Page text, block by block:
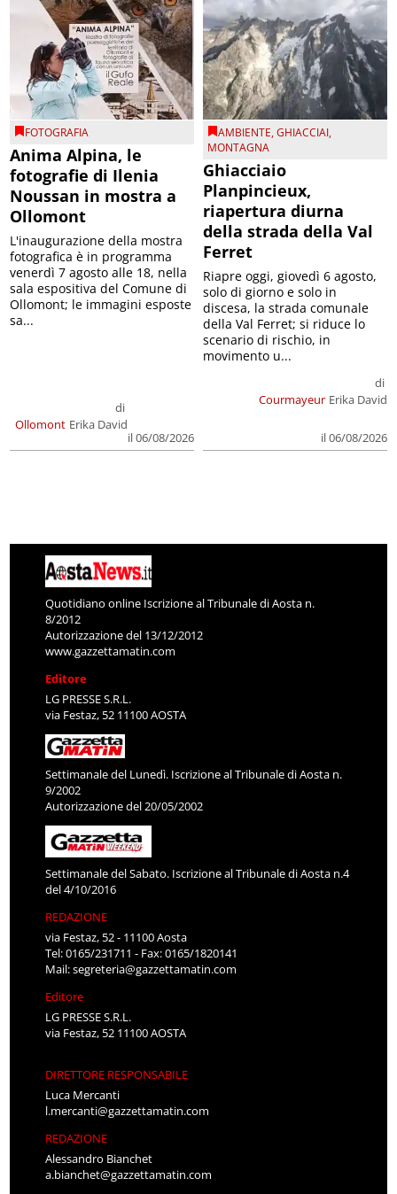
FOTOGRAFIA
Anima Alpina, le
fotografie di Ilenia
Noussan in mostra a
Ollomont
Ollomont
di
Erika David
il 06/08/2026
L'inaugurazione della mostra
fotografica è in programma
venerdì 7 agosto alle 18, nella
sala espositiva del Comune di
Ollomont; le immagini esposte
sa...
AMBIENTE,GHIACCIAI,
MONTAGNA
Ghiacciaio
Planpincieux,
riapertura diurna
della strada della Val
Ferret
Courmayeur
di
Erika David
il 06/08/2026
Riapre oggi, giovedì 6 agosto,
solo di giorno e solo in
discesa, la strada comunale
della Val Ferret; si riduce lo
scenario di rischio, in
movimento u...
Quotidiano online Iscrizione al Tribunale di Aosta n.
8/2012
Autorizzazione del 13/12/2012
www.gazzettamatin.com
Editore
LG PRESSE S.R.L.
via Festaz, 52 11100 AOSTA
Settimanale del Lunedì. Iscrizione al Tribunale di Aosta n.
9/2002
Autorizzazione del 20/05/2002
Settimanale del Sabato. Iscrizione al Tribunale di Aosta n.4
del 4/10/2016
REDAZIONE
via Festaz, 52 - 11100 Aosta
Tel: 0165/231711 - Fax: 0165/1820141
Mail:segreteria@gazzettamatin.com
Editore
LG PRESSE S.R.L.
via Festaz, 52 11100 AOSTA
DIRETTORE RESPONSABILE
Luca Mercanti
l.mercanti@gazzettamatin.com
REDAZIONE
Alessandro Bianchet
a.bianchet@gazzettamatin.com